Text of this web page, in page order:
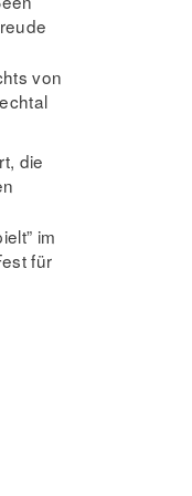
von
die
im
für